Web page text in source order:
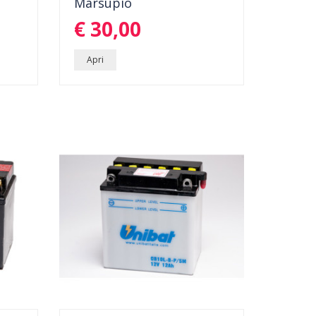
MARSUPIO PER MOTO SCOOTER DA
GAMBA CON TOUCH SCREEN...
€ 30,00
Apri